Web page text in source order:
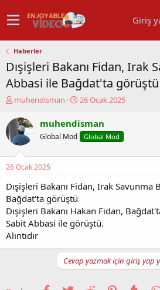
Giriş
Haberler
Dışişleri Bakanı Fidan, Irak
Abbasi ile Bağdat'ta görüştü
K
n
u
y
b
a
ş
a
t
a
n
muhendisman
B
ş
l
a
ç
r
i
i
26 Ocak 2025
muhendisman
Global Mod Global Mod
26 Ocak 2025
Dışişleri Bakanı Fidan, Irak Savunma
Bağdat'ta görüştü
Dışişleri Bakanı Hakan Fidan,
Sabit Abbasi ile görüştü.
Alıntıdır
Cevap yazmak için giriş yap